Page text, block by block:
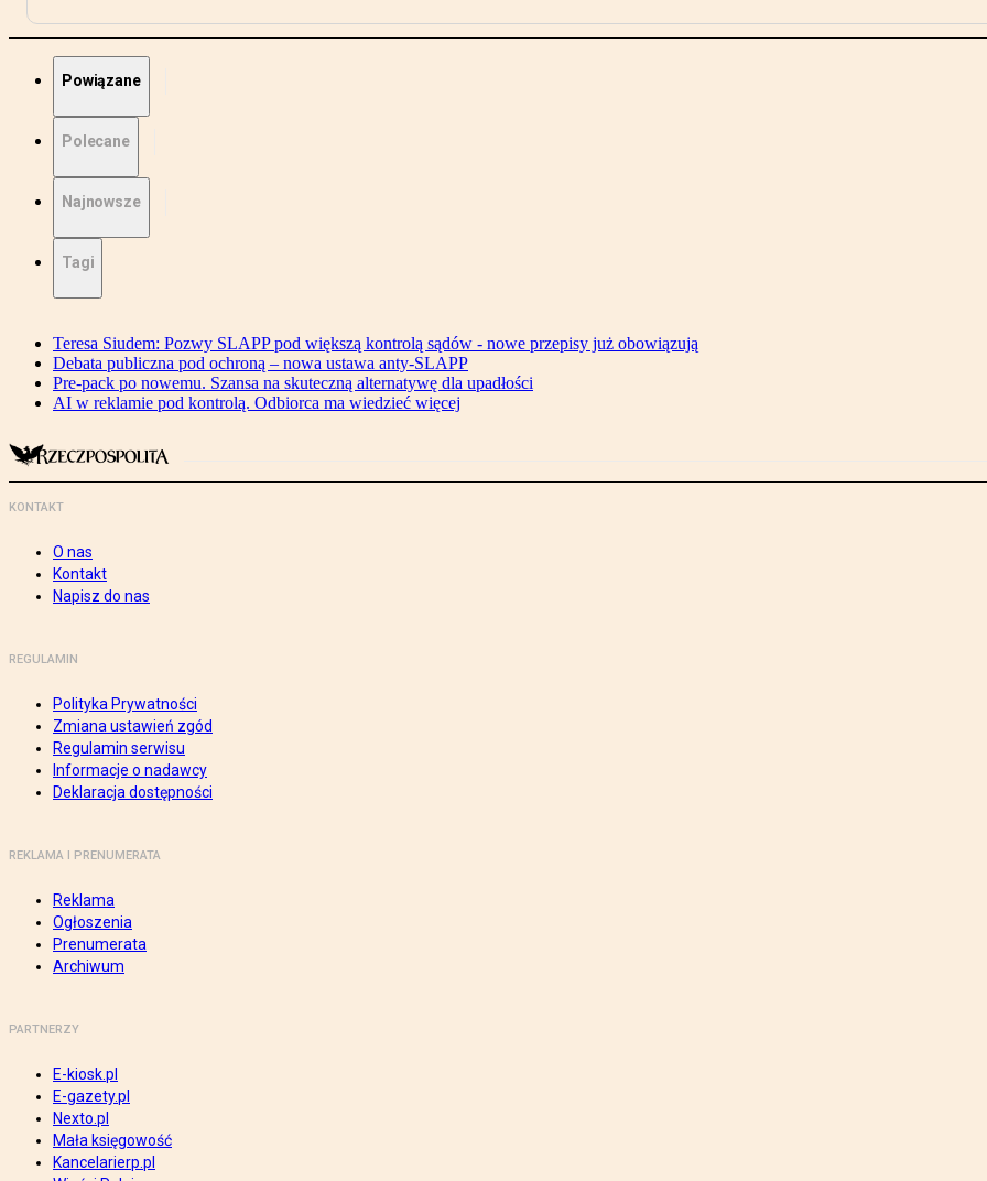
Powiązane
Polecane
Najnowsze
Tagi
Teresa Siudem: Pozwy SLAPP pod większą kontrolą sądów - nowe przepisy już obowiązują
Debata publiczna pod ochroną – nowa ustawa anty-SLAPP
Pre-pack po nowemu. Szansa na skuteczną alternatywę dla upadłości
AI w reklamie pod kontrolą. Odbiorca ma wiedzieć więcej
KONTAKT
O nas
Kontakt
Napisz do nas
REGULAMIN
Polityka Prywatności
Zmiana ustawień zgód
Regulamin serwisu
Informacje o nadawcy
Deklaracja dostępności
REKLAMA I PRENUMERATA
Reklama
Ogłoszenia
Prenumerata
Archiwum
PARTNERZY
E-kiosk.pl
E-gazety.pl
Nexto.pl
Mała księgowość
Kancelarierp.pl